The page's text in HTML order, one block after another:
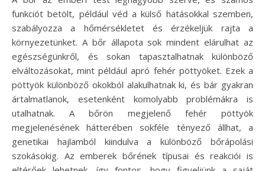
funkciót betölt, például véd a külső hatásokkal szemben,
szabályozza a hőmérsékletet és érzékeljük rajta a
környezetünket. A bőr állapota sok mindent elárulhat az
egészségünkről, és sokan tapasztalhatnak különböző
elváltozásokat, mint például apró fehér pöttyöket. Ezek a
pöttyök különböző okokból alakulhatnak ki, és bár gyakran
ártalmatlanok, esetenként komolyabb problémákra is
utalhatnak. A bőrön megjelenő fehér pöttyök
megjelenésének hátterében sokféle tényező állhat, a
genetikai hajlamból kiindulva a különböző bőrápolási
szokásokig. Az emberek bőrének típusai és reakciói is